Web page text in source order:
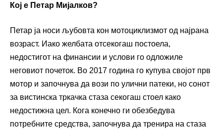
Кој е Петар Мијалков?
Петар ја носи љубовта кон мотоциклизмот од најрана
возраст. Иако желбата отсекогаш постоела,
недостигот на финансии и услови го одложиле
неговиот почеток. Во 2017 година го купува својот прв
мотор и започнува да вози по улични патеки, но сонот
за вистинска тркачка стаза секогаш стоел како
недостижна цел. Кога конечно ги обезбедува
потребните средства, започнува да тренира на стаза